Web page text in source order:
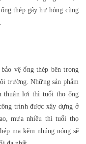
thép gây hư hỏng cũng
vệ ống thép bên trong
trường. Những sản phẩm
thuận lợi thì tuổi thọ ống
trình được xây dựng ở
mưa nhiều thì tuổi thọ
mạ kẽm nhúng nóng sẽ